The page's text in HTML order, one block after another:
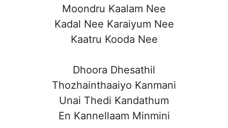
Moondru Kaalam Nee
Kadal Nee Karaiyum Nee
Kaatru Kooda Nee
Dhoora Dhesathil
Thozhainthaaiyo Kanmani
Unai Thedi Kandathum
En Kannellaam Minmini